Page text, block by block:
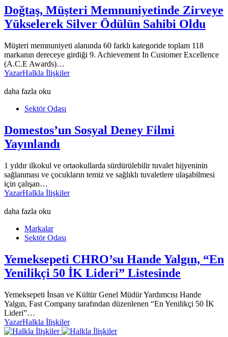
Doğtaş, Müşteri Memnuniyetinde Zirveye
Yükselerek Silver Ödülün Sahibi Oldu
Müşteri memnuniyeti alanında 60 farklı kategoride toplam 118
markanın dereceye girdiği 9. Achievement In Customer Excellence
(A.C.E Awards)…
YazarHalkla İlişkiler
daha fazla oku
Sektör Odası
Domestos’un Sosyal Deney Filmi
Yayınlandı
1 yıldır ilkokul ve ortaokullarda sürdürülebilir tuvalet hijyeninin
sağlanması ve çocukların temiz ve sağlıklı tuvaletlere ulaşabilmesi
için çalışan…
YazarHalkla İlişkiler
daha fazla oku
Markalar
Sektör Odası
Yemeksepeti CHRO’su Hande Yalgın, “En
Yenilikçi 50 İK Lideri” Listesinde
Yemeksepeti İnsan ve Kültür Genel Müdür Yardımcısı Hande
Yalgın, Fast Company tarafından düzenlenen “En Yenilikçi 50 İK
Lideri”…
YazarHalkla İlişkiler